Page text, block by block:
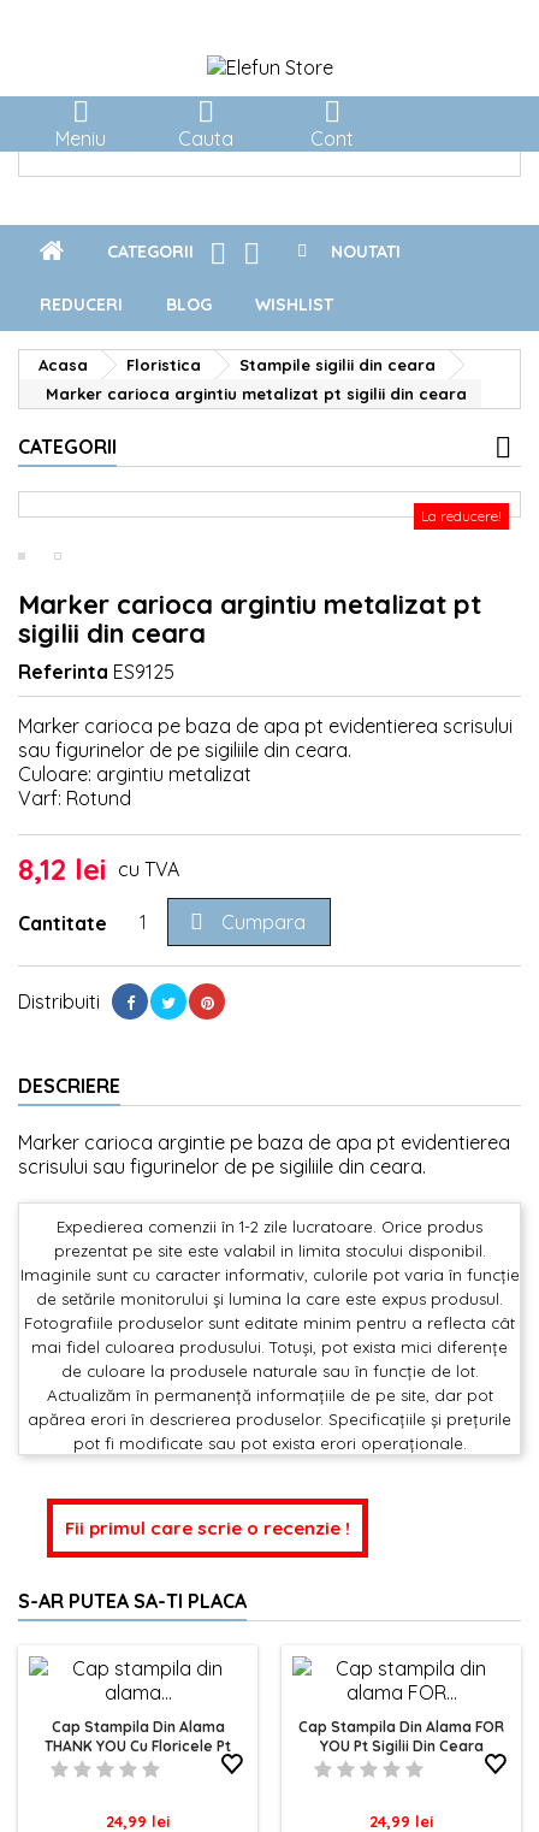

Meniu

Cauta

Cont
 
CATEGORII NOUTATI
REDUCERI BLOG WISHLIST
Acasa Floristica
Stampile sigilii din ceara
Marker carioca argintiu metalizat pt sigilii din ceara
CATEGORII
La reducere!
Marker carioca argintiu metalizat pt
sigilii din ceara
Referinta ES9125
Marker carioca pe baza de apa pt evidentierea scrisului
sau figurinelor de pe sigiliile din ceara.
Culoare: argintiu metalizat
Varf: Rotund
8,12 lei cu TVA
Cantitate  Cumpara
Distribuiti
DESCRIERE
Marker carioca argintie pe baza de apa pt evidentierea
scrisului sau figurinelor de pe sigiliile din ceara.
Expedierea comenzii în 1-2 zile lucratoare. Orice produs
prezentat pe site este valabil in limita stocului disponibil.
Imaginile sunt cu caracter informativ, culorile pot varia în funcție
de setările monitorului și lumina la care este expus produsul.
Fotografiile produselor sunt editate minim pentru a reflecta cât
mai fidel culoarea produsului. Totuși, pot exista mici diferențe
de culoare la produsele naturale sau în funcție de lot.
Actualizăm în permanență informațiile de pe site, dar pot
apărea erori în descrierea produselor. Specificațiile și prețurile
pot fi modificate sau pot exista erori operaționale.
Fii primul care scrie o recenzie !
S-AR PUTEA SA-TI PLACA
Cap Stampila Din Alama
THANK YOU Cu Floricele Pt
Sigilii Din Ceara
Pret
24,99 lei
Cap Stampila Din Alama FOR
YOU Pt Sigilii Din Ceara
Pret
24,99 lei